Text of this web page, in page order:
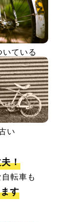
いている
い
！
転車も
す